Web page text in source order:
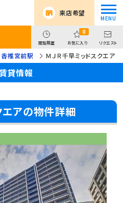
来店希望
閲覧履歴
0
お気に入り リクエスト
香椎宮前駅 ＭＪＲ千早ミッドスクエア
貸情報
エアの物件詳細